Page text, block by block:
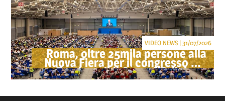
Roma, oltre 25mila persone alla
Nuova Fiera per il congresso dei
Testimoni di Geova "Felici per
sempre"
VIDEO NEWS | 31/07/2026